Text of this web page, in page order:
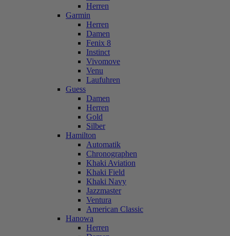
Herren
Garmin
Herren
Damen
Fenix 8
Instinct
Vivomove
Venu
Laufuhren
Guess
Damen
Herren
Gold
Silber
Hamilton
Automatik
Chronographen
Khaki Aviation
Khaki Field
Khaki Navy
Jazzmaster
Ventura
American Classic
Hanowa
Herren